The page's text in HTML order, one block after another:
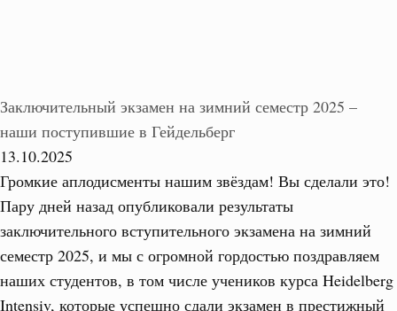
Заключительный экзамен на зимний семестр 2025 –
наши поступившие в Гейдельберг
13.10.2025
Громкие аплодисменты нашим звёздам! Вы сделали это!
Пару дней назад опубликовали результаты
заключительного вступительного экзамена на зимний
семестр 2025, и мы с огромной гордостью поздравляем
наших студентов, в том числе учеников курса Heidelberg
Intensiv, которые успешно сдали экзамен в престижный